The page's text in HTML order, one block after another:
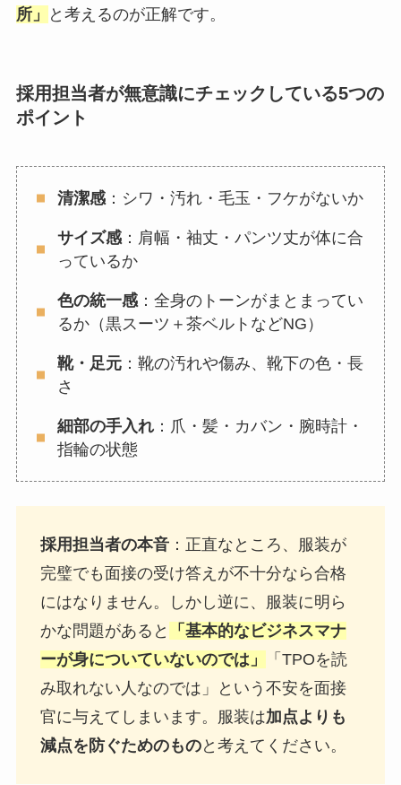
所」 と考えるのが正解です。
採用担当者が無意識にチェックしている5つの
ポイント
清潔感：シワ・汚れ・毛玉・フケがないか
サイズ感：肩幅・袖丈・パンツ丈が体に合
っているか
色の統一感：全身のトーンがまとまってい
るか（黒スーツ＋茶ベルトなどNG）
靴・足元：靴の汚れや傷み、靴下の色・長
さ
細部の手入れ：爪・髪・カバン・腕時計・
指輪の状態
採用担当者の本音：正直なところ、服装が
完璧でも面接の受け答えが不十分なら合格
にはなりません。しかし逆に、服装に明ら
かな問題があると
「基本的なビジネスマナ
ーが身についていないのでは」
「TPOを読
み取れない人なのでは」という不安を面接
官に与えてしまいます。服装は加点よりも
減点を防ぐためのものと考えてください。